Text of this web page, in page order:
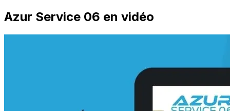
Azur Service 06 en vidéo